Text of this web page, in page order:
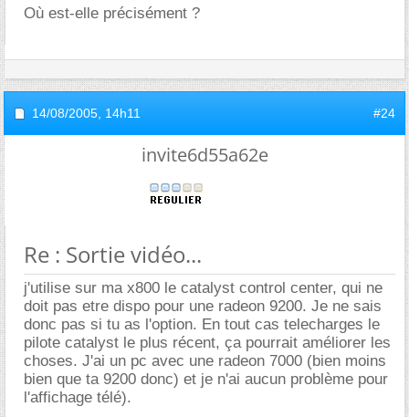
Où est-elle précisément ?
14/08/2005, 14h11 #24
invite6d55a62e
Re : Sortie vidéo...
j'utilise sur ma x800 le catalyst control center, qui ne
doit pas etre dispo pour une radeon 9200. Je ne sais
donc pas si tu as l'option. En tout cas telecharges le
pilote catalyst le plus récent, ça pourrait améliorer les
choses. J'ai un pc avec une radeon 7000 (bien moins
bien que ta 9200 donc) et je n'ai aucun problème pour
l'affichage télé).